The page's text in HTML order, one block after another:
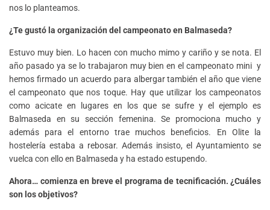
nos lo planteamos.
¿Te gustó la organización del campeonato en Balmaseda?
Estuvo muy bien. Lo hacen con mucho mimo y cariño y se nota. El
año pasado ya se lo trabajaron muy bien en el campeonato mini y
hemos firmado un acuerdo para albergar también el año que viene
el campeonato que nos toque. Hay que utilizar los campeonatos
como acicate en lugares en los que se sufre y el ejemplo es
Balmaseda en su sección femenina. Se promociona mucho y
además para el entorno trae muchos beneficios. En Olite la
hostelería estaba a rebosar. Además insisto, el Ayuntamiento se
vuelca con ello en Balmaseda y ha estado estupendo.
Ahora… comienza en breve el programa de tecnificación. ¿Cuáles
son los objetivos?